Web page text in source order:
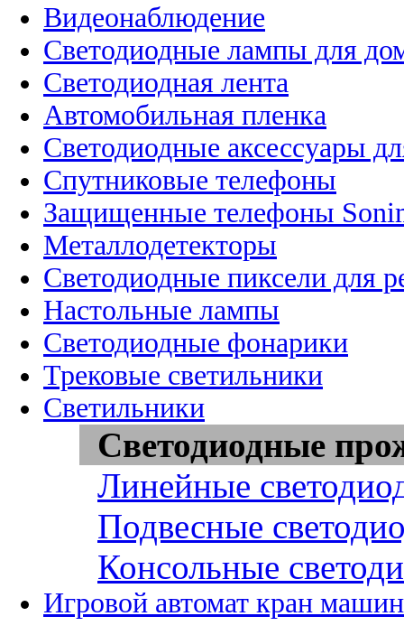
Видеонаблюдение
Светодиодные лампы для
Светодиодная лента
Автомобильная пленка
Светодиодные аксессуары
Спутниковые телефоны
Защищенные телефоны
Металлодетекторы
Светодиодные пиксели для
Настольные лампы
Светодиодные фонарики
Трековые светильники
Светильники
Светодиодные
Линейные
Подвесные
Консольные
Игровой автомат кран